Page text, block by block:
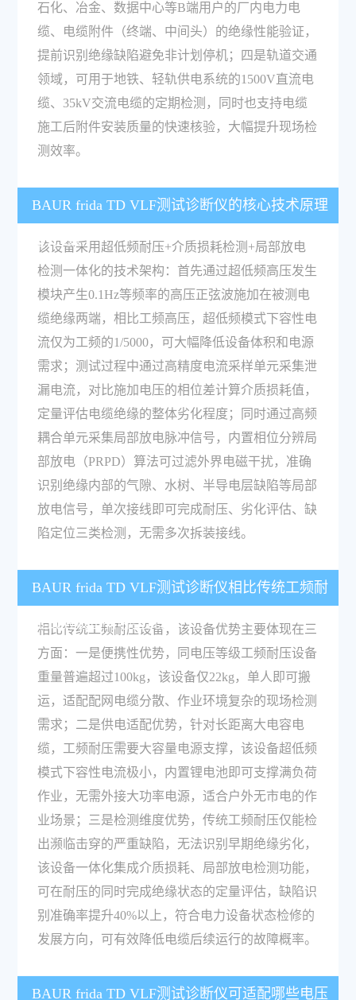
石化、冶金、数据中心等B端用户的厂内电力电
缆、电缆附件（终端、中间头）的绝缘性能验证，
提前识别绝缘缺陷避免非计划停机；四是轨道交通
领域，可用于地铁、轻轨供电系统的1500V直流电
缆、35kV交流电缆的定期检测，同时也支持电缆
施工后附件安装质量的快速核验，大幅提升现场检
测效率。
BAUR frida TD VLF测试诊断仪的核心技术原理
是什么？
该设备采用超低频耐压+介质损耗检测+局部放电
检测一体化的技术架构：首先通过超低频高压发生
模块产生0.1Hz等频率的高压正弦波施加在被测电
缆绝缘两端，相比工频高压，超低频模式下容性电
流仅为工频的1/5000，可大幅降低设备体积和电源
需求；测试过程中通过高精度电流采样单元采集泄
漏电流，对比施加电压的相位差计算介质损耗值，
定量评估电缆绝缘的整体劣化程度；同时通过高频
耦合单元采集局部放电脉冲信号，内置相位分辨局
部放电（PRPD）算法可过滤外界电磁干扰，准确
识别绝缘内部的气隙、水树、半导电层缺陷等局部
放电信号，单次接线即可完成耐压、劣化评估、缺
陷定位三类检测，无需多次拆装接线。
BAUR frida TD VLF测试诊断仪相比传统工频耐
压试验设备有哪些优势？
相比传统工频耐压设备，该设备优势主要体现在三
方面：一是便携性优势，同电压等级工频耐压设备
重量普遍超过100kg，该设备仅22kg，单人即可搬
运，适配配网电缆分散、作业环境复杂的现场检测
需求；二是供电适配优势，针对长距离大电容电
缆，工频耐压需要大容量电源支撑，该设备超低频
模式下容性电流极小，内置锂电池即可支撑满负荷
作业，无需外接大功率电源，适合户外无市电的作
业场景；三是检测维度优势，传统工频耐压仅能检
出濒临击穿的严重缺陷，无法识别早期绝缘劣化，
该设备一体化集成介质损耗、局部放电检测功能，
可在耐压的同时完成绝缘状态的定量评估，缺陷识
别准确率提升40%以上，符合电力设备状态检修的
发展方向，可有效降低电缆后续运行的故障概率。
BAUR frida TD VLF测试诊断仪可适配哪些电压